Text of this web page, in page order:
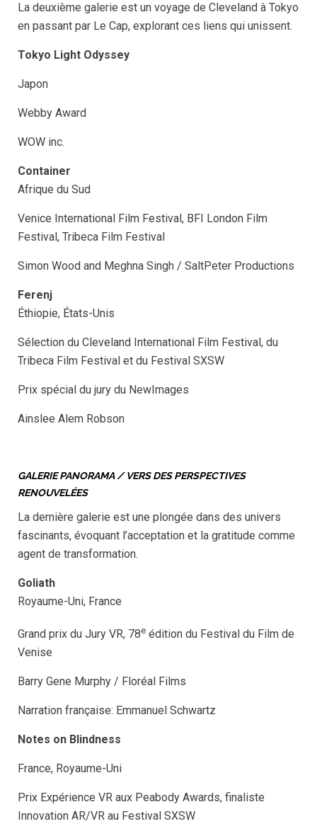
La deuxième galerie est un voyage de Cleveland à Tokyo
en passant par Le Cap, explorant ces liens qui unissent.
Tokyo Light Odyssey
Japon
Webby Award
WOW inc.
Container
Afrique du Sud
Venice International Film Festival, BFI London Film
Festival, Tribeca Film Festival
Simon Wood and Meghna Singh / SaltPeter Productions
Ferenj
Éthiopie, États-Unis
Sélection du Cleveland International Film Festival, du
Tribeca Film Festival et du Festival SXSW
Prix spécial du jury du NewImages
Ainslee Alem Robson
GALERIE PANORAMA / VERS DES PERSPECTIVES
RENOUVELÉES
La dernière galerie est une plongée dans des univers
fascinants, évoquant l’acceptation et la gratitude comme
agent de transformation.
Goliath
Royaume-Uni, France
Grand prix du Jury VR, 78e édition du Festival du Film de
Venise
Barry Gene Murphy / Floréal Films
Narration française: Emmanuel Schwartz
Notes on Blindness
France, Royaume-Uni
Prix Expérience VR aux Peabody Awards, finaliste
Innovation AR/VR au Festival SXSW